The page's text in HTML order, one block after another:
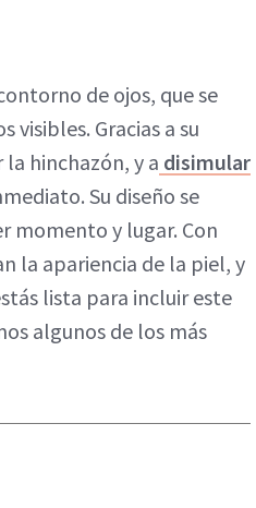
de ojos, que se
Gracias a su
hinchazón, y a disimular
Su diseño se
momento y lugar. Con
la apariencia de la piel, y
lista para incluir este
algunos de los más